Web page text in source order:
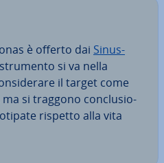
è offerto dai Sinus-
si va nella
il target come
ma si traggono con­clu­sio­
rispetto alla vita